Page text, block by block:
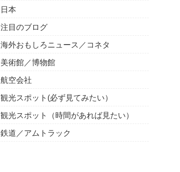
日本
注目のブログ
海外おもしろニュース／コネタ
美術館／博物館
航空会社
観光スポット(必ず見てみたい）
観光スポット（時間があれば見たい）
鉄道／アムトラック